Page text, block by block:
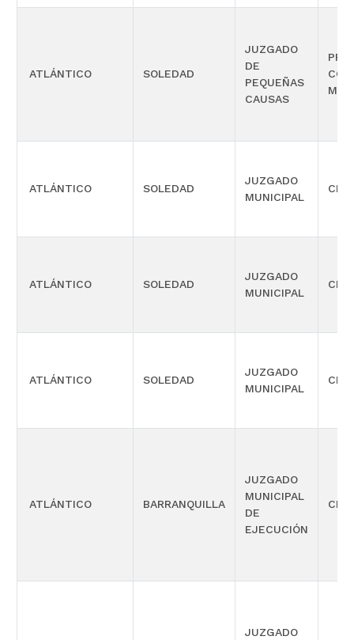
ATLÁNTICO SOLEDAD
JUZGADO
DE
PEQUEÑAS
CAUSAS
ATLÁNTICO SOLEDAD
JUZGADO
MUNICIPAL
ATLÁNTICO SOLEDAD
JUZGADO
MUNICIPAL
ATLÁNTICO SOLEDAD
JUZGADO
MUNICIPAL
ATLÁNTICO BARRANQUILLA
JUZGADO
MUNICIPAL
DE
EJECUCIÓN
JUZGADO